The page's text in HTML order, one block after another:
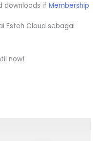
downloads ifMembership
Esteh Cloud sebagai
now!